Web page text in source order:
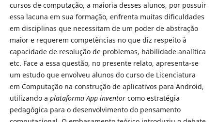
cursos de computação, a maioria desses alunos, por possuir
essa lacuna em sua formação, enfrenta muitas dificuldades
em disciplinas que necessitam de um poder de abstração
maior e requerem competências no que diz respeito à
capacidade de resolução de problemas, habilidade analítica
etc. Face a essa questão, no presente relato, apresenta-se
um estudo que envolveu alunos do curso de Licenciatura
em Computação na construção de aplicativos para Android,
utilizando a plataforma App inventorcomo estratégia
pedagógica para o desenvolvimento do pensamento